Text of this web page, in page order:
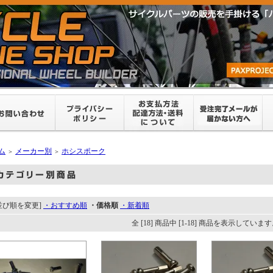
＞ メーカー別 ＞ ホシスポーク
び順を変更] ・おすすめ順 ・価格順 ・新着順
全 [18] 商品中 [1-18] 商品を表示しています